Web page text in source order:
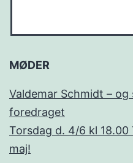
MØDER
Valdemar Schmidt –
foredraget
Torsdag d. 4/6 kl 18.00
maj!